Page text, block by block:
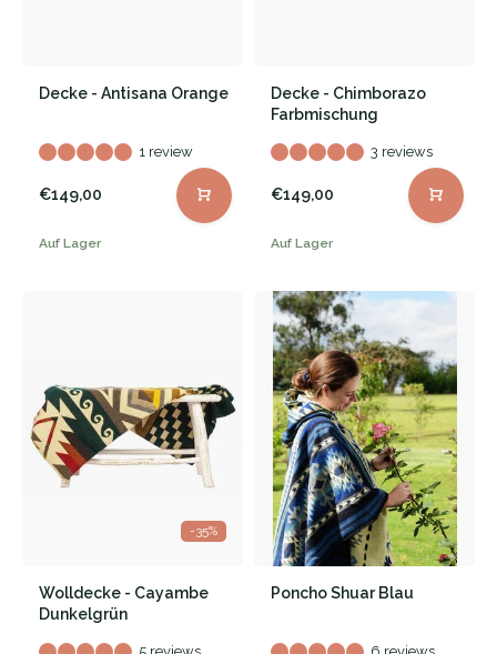
Decke - Antisana Orange
1 review
€149,00
Auf Lager
Decke - Chimborazo
Farbmischung
3 reviews
€149,00
Auf Lager
-35%
Wolldecke - Cayambe
Dunkelgrün
Poncho Shuar Blau